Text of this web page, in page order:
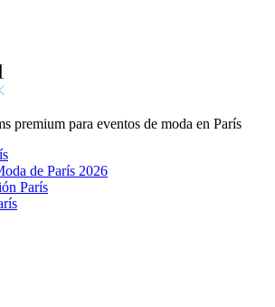
premium para eventos de moda en París
de París 2026
París